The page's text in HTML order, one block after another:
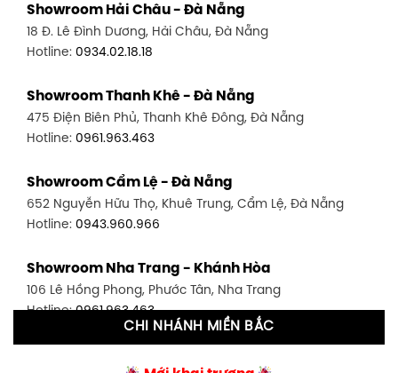
1411 Đường 3/2, P. 16, Quận 11, TP. HCM
Hotline:0906.256.759
1448 Huỳnh Tấn Phát, Phú Thuận, Quận 7, TP HCM
Hotline:0946.480.580
348 Đ. Bạch Đằng, P. 14, Bình Thạnh, TP HCM
Hotline:0902.716.230
591 Hoàng Văn Thụ, P. 4, Tân Bình, TP HCM
Hotline:0906.256.759
Showroom Hải Châu - Đà Nẵng
18 Đ. Lê Đình Dương, Hải Châu, Đà Nẵng
Hotline: 0934.02.18.18
Showroom Thanh Khê - Đà Nẵng
475 Điện Biên Phủ, Thanh Khê Đông, Đà Nẵng
Hotline: 0961.963.463
Showroom Cẩm Lệ - Đà Nẵng
652 Nguyễn Hữu Thọ, Khuê Trung, Cẩm Lệ, Đà Nẵng
Hotline: 0943.960.966
Showroom Nha Trang - Khánh Hòa
106 Lê Hồng Phong, Phước Tân, Nha Trang
Hotline:0961.963.463
CHI NHÁNH MIỀN BẮC